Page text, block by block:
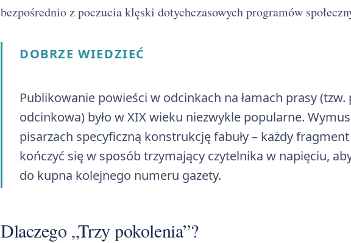
bezpośrednio z poczucia klęski dotychczasowych programów
DOBRZE WIEDZIEĆ
Publikowanie powieści w odcinkach na łamach prasy (tzw.
odcinkowa) było w XIX wieku niezwykle popularne.
pisarzach specyficzną konstrukcję fabuły – każdy fragment
kończyć się w sposób trzymający czytelnika w napięciu,
do kupna kolejnego numeru gazety.
Dlaczego „Trzy pokolenia”?